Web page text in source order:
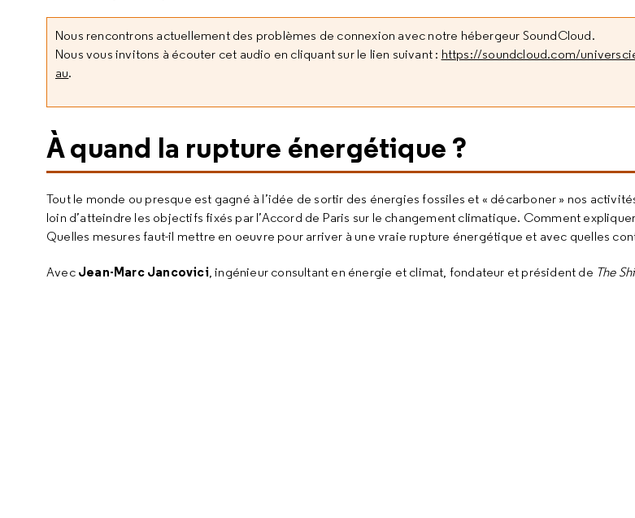
Nous rencontrons actuellement des problèmes de connexion avec notre hébergeur SoundCloud.
Nous vous invitons à écouter cet audio en cliquant sur le lien suivant : https://soundcloud.com/
au.
À quand la rupture énergétique ?
Tout le monde ou presque est gagné à l’idée de sortir des énergies fossiles et « décarboner » nos
loin d’atteindre les objectifs fixés par l’Accord de Paris sur le changement climatique. Comment
Quelles mesures faut-il mettre en oeuvre pour arriver à une vraie rupture énergétique et avec quelles
Avec Jean-Marc Jancovici, ingénieur consultant en énergie et climat, fondateur et président de The